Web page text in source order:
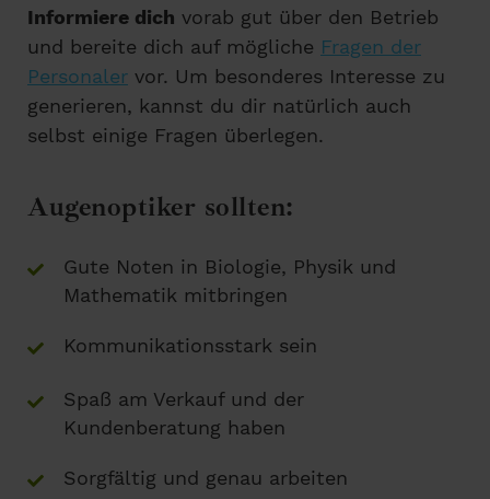
Informiere dich vorab gut über den Betrieb
und bereite dich auf mögliche Fragen der
Personaler vor. Um besonderes Interesse zu
generieren, kannst du dir natürlich auch
selbst einige Fragen überlegen.
Augenoptiker sollten:
Gute Noten in Biologie, Physik und
Mathematik mitbringen
Kommunikationsstark sein
Spaß am Verkauf und der
Kundenberatung haben
Sorgfältig und genau arbeiten